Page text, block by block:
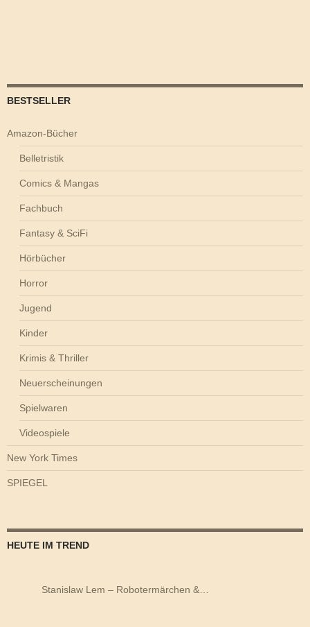
BESTSELLER
Amazon-Bücher
Belletristik
Comics & Mangas
Fachbuch
Fantasy & SciFi
Hörbücher
Horror
Jugend
Kinder
Krimis & Thriller
Neuerscheinungen
Spielwaren
Videospiele
New York Times
SPIEGEL
HEUTE IM TREND
Stanislaw Lem – Robotermärchen &…